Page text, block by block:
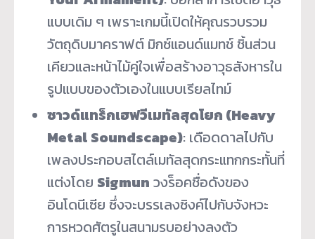
แบบเดิม ๆ เพราะเกมนี้เปิดให้คุณรวบรวม
วัตถุดิบมาคราฟต์ มิกซ์แอนด์แมทช์ ชิ้นส่วน
เคียวและหน้าไม้คู่ใจเพื่อสร้างอาวุธสังหารใน
รูปแบบของตัวเองในแบบเรียลไทม์
ซาวด์แทร็กเฮฟวีเมทัลสุดโยก (Heavy
Metal Soundscape): เดือดดาลไปกับ
เพลงประกอบสไตล์เมทัลสุดกระแทกกระทั้นที่
แต่งโดย Sigmun วงร็อคชื่อดังของ
อินโดนีเซีย ซึ่งจะบรรเลงซิงค์ไปกับจังหวะ
การหวดศัตรูในสนามรบอย่างลงตัว